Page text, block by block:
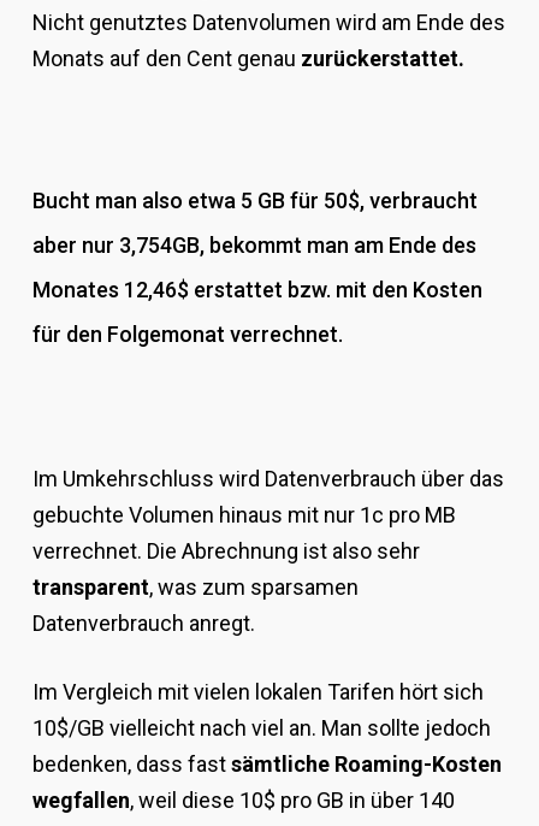
Nicht genutztes Datenvolumen wird am Ende des
Monats auf den Cent genau zurückerstattet.
Bucht man also etwa 5 GB für 50$, verbraucht
aber nur 3,754GB, bekommt man am Ende des
Monates 12,46$ erstattet bzw. mit den Kosten
für den Folgemonat verrechnet.
Im Umkehrschluss wird Datenverbrauch über das
gebuchte Volumen hinaus mit nur 1c pro MB
verrechnet. Die Abrechnung ist also sehr
transparent, was zum sparsamen
Datenverbrauch anregt.
Im Vergleich mit vielen lokalen Tarifen hört sich
10$/GB vielleicht nach viel an. Man sollte jedoch
bedenken, dass fastsämtliche Roaming-Kosten
wegfallen, weil diese 10$ pro GB in über 140